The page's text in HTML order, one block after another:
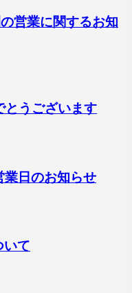
営業に関するお知
とうございます
業日のお知らせ
いて